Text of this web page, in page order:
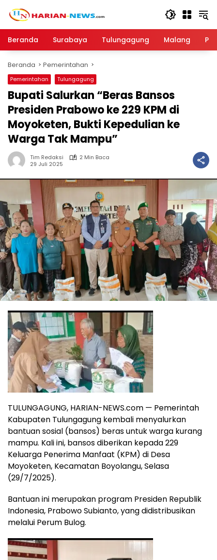
Beranda
Surabaya Tulungagung Malang
Beranda Pemerintahan
Pemerintahan Tulungagung
Bupati Salurkan “Beras Bansos
Presiden Prabowo ke 229 KPM di
Moyoketen, Bukti Kepedulian ke
Warga Tak Mampu”
Tim Redaksi
2 Min Baca
29 Juli 2025
TULUNGAGUNG, HARIAN-NEWS.com — Pemerintah
Kabupaten Tulungagung kembali menyalurkan
bantuan sosial (bansos) beras untuk warga kurang
mampu. Kali ini, bansos diberikan kepada 229
Keluarga Penerima Manfaat (KPM) di Desa
Moyoketen, Kecamatan Boyolangu, Selasa
(29/7/2025).
Bantuan ini merupakan program Presiden Republik
Indonesia, Prabowo Subianto, yang didistribusikan
melalui Perum Bulog.